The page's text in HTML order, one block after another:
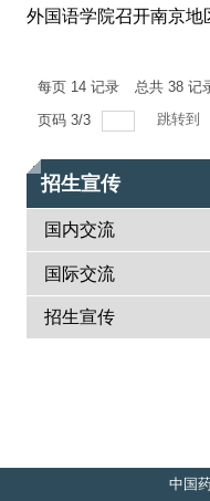
关工委
招生宣传
国内交流
国际交流
招生宣传
外国语学院召开南京地
每页 14 记录 总共 38 记
页码 3/3 跳转到
中国